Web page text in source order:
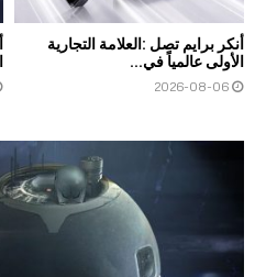
أنكر برايم تصل :العلامة التجارية
الأولى عالمياً في...
2026-08-06